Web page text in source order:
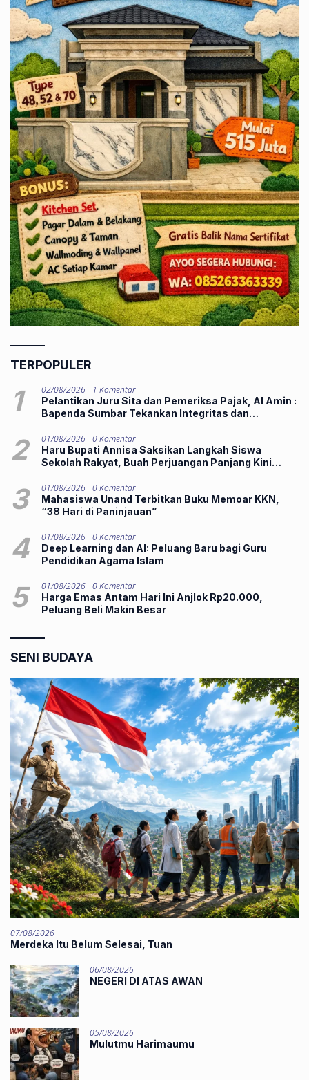
TERPOPULER
1 02/08/2026
1 Komentar
Pelantikan Juru Sita dan Pemeriksa Pajak, Al Amin :
Bapenda Sumbar Tekankan Integritas dan
2 01/08/2026 0 Komentar
Haru Bupati Annisa Saksikan Langkah Siswa
Sekolah Rakyat, Buah Perjuangan Panjang Kini
3 01/08/2026 0 Komentar
Mahasiswa Unand Terbitkan Buku Memoar KKN,
“38 Hari di Paninjauan”
4 01/08/2026 0 Komentar
Deep Learning dan AI: Peluang Baru bagi Guru
Pendidikan Agama Islam
5 01/08/2026 0 Komentar
Harga Emas Antam Hari Ini Anjlok Rp20.000,
Peluang Beli Makin Besar
SENI BUDAYA
07/08/2026
Merdeka Itu Belum Selesai, Tuan
06/08/2026
NEGERI DI ATAS AWAN
05/08/2026
Mulutmu Harimaumu